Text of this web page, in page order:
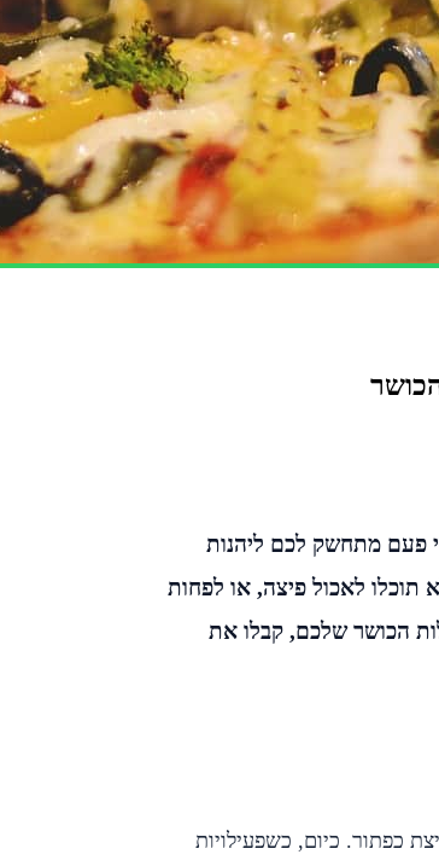
פעם מתחשק לכם ליהנות
לאכול פיצה, או לפחות
הכושר שלכם, קבלו את
כפתור. כיום, כשפעילויות